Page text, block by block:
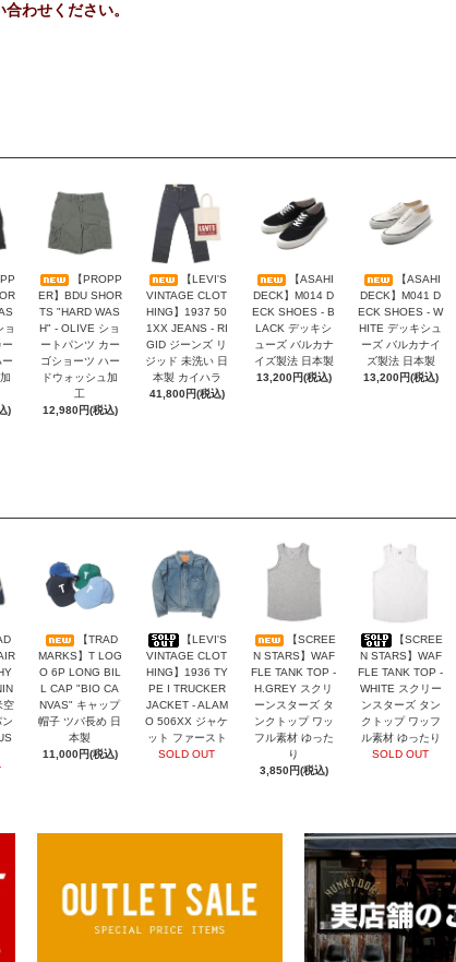
わせください。
ョ
)
【PROPP
ER】BDU SHOR
TS "HARD WAS
H" - OLIVE ショ
ートパンツ カー
ゴショーツ ハー
ドウォッシュ加
工
12,980円(税込)
【LEVI'S
VINTAGE CLOT
HING】1937 50
1XX JEANS - RI
GID ジーンズ リ
ジッド 未洗い 日
本製 カイハラ
41,800円(税込)
【ASAHI
DECK】M014 D
ECK SHOES - B
LACK デッキシ
ューズ バルカナ
イズ製法 日本製
13,200円(税込)
【ASAHI
DECK】M041 D
ECK SHOES - W
HITE デッキシュ
ーズ バルカナイ
ズ製法 日本製
13,200円(税込)
空
【TRAD
MARKS】T LOG
O 6P LONG BIL
L CAP "BIO CA
NVAS" キャップ
帽子 ツバ長め 日
本製
11,000円(税込)
【LEVI'S
VINTAGE CLOT
HING】1936 TY
PE I TRUCKER
JACKET - ALAM
O 506XX ジャケ
ット ファースト
SOLD OUT
【SCREE
N STARS】WAF
FLE TANK TOP -
H.GREY スクリ
ーンスターズ タ
ンクトップ ワッ
フル素材 ゆった
り
3,850円(税込)
【SCREE
N STARS】WAF
FLE TANK TOP -
WHITE スクリー
ンスターズ タン
クトップ ワッフ
ル素材 ゆったり
SOLD OUT